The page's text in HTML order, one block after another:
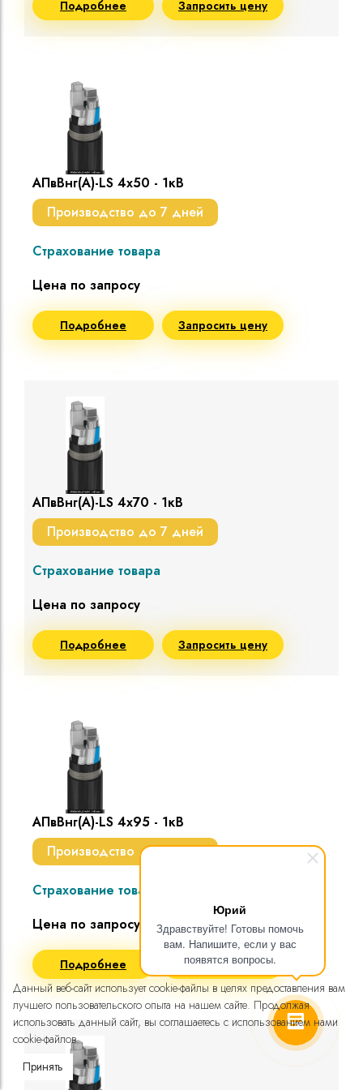
Юрий
Здравствуйте! Готовы помочь
вам. Напишите, если у вас
появятся вопросы.
Подробнее Запросить цену
АПвВнг(A)-LS 4х50 - 1кВ
Производство до 7 дней
Страхование товара
Цена по запросу
Подробнее Запросить цену
АПвВнг(A)-LS 4х70 - 1кВ
Производство до 7 дней
Страхование товара
Цена по запросу
Подробнее Запросить цену
АПвВнг(A)-LS 4х95 - 1кВ
Производство до 7 дней
Страхование товара
Цена по запросу
Подробнее
Запросить цену
Данный веб-сайт использует cookie-файлы в целях предоставления вам
лучшего пользовательского опыта на нашем сайте. Продолжая
использовать данный сайт, вы соглашаетесь с использованием нами
cookie-файлов.
Принять